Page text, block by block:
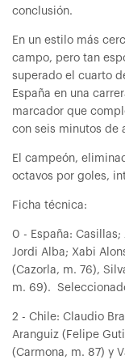
conclusión.
En un estilo más
campo, pero tan
superado el cuarto
España en una
marcador que
con seis minutos de
El campeón,
octavos por goles,
Ficha técnica:
0 - España:
Jordi Alba; Xabi
(Cazorla, m. 76),
m. 69).
2 - Chile: Claudio
Aranguiz (Felipe
(Carmona, m. 87) y